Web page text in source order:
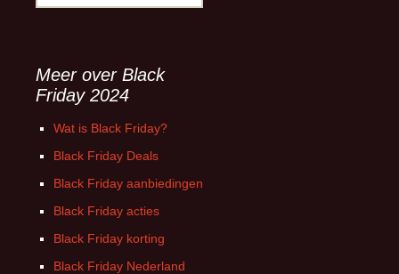
naar:
Meer over Black
Friday 2024
Wat is Black Friday?
Black Friday Deals
Black Friday aanbiedingen
Black Friday acties
Black Friday korting
Black Friday Nederland